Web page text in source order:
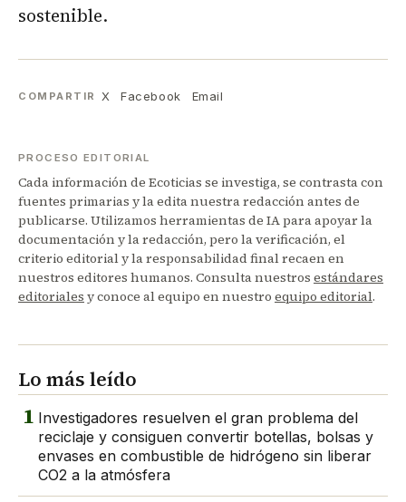
sostenible.
COMPARTIR X Facebook Email
PROCESO EDITORIAL
Cada información de Ecoticias se investiga, se contrasta con
fuentes primarias y la edita nuestra redacción antes de
publicarse. Utilizamos herramientas de IA para apoyar la
documentación y la redacción, pero la verificación, el
criterio editorial y la responsabilidad final recaen en
nuestros editores humanos. Consulta nuestros estándares
editoriales y conoce al equipo en nuestro equipo editorial.
Lo más leído
1 Investigadores resuelven el gran problema del
reciclaje y consiguen convertir botellas, bolsas y
envases en combustible de hidrógeno sin liberar
CO2 a la atmósfera